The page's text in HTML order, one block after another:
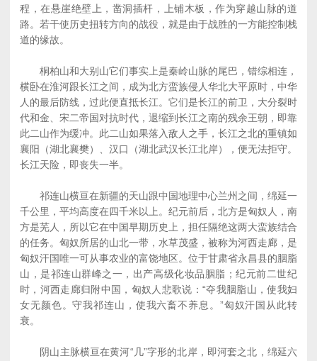
程，在悬崖绝壁上，凿洞插杆，上铺木板，作为穿越山脉的道
路。若干使历史扭转方向的战役，就是由于战胜的一方能控制栈
道的缘故。
桐柏山和大别山它们事实上是秦岭山脉的尾巴，错综相连，
横卧在淮河跟长江之间，成为北方蛮族侵人华北大平原时，中华
人的最后防线，过此便直抵长江。它们是长江的前卫，大分裂时
代和金、宋二帝国对抗时代，退缩到长江之南的残余王朝，即靠
此二山作为缓冲。此二山如果落入敌人之手，长江之北的重镇如
襄阳（湖北襄樊）、汉口（湖北武汉长江北岸），便无法拒守。
长江天险，即丧失一半。
祁连山横亘在新疆的天山跟中国地理中心兰州之间，绵延一
千公里，平均高度在四千米以上。纪元前后，北方是匈奴人，南
方是芜人，所以它在中国早期历史上，担任隔绝这两大蛮族结合
的任务。匈奴所居的山北一带，水草茂盛，被称为河西走廊，是
匈奴汗国唯一可从事农业的富饶地区。位于甘肃省永昌县的胭脂
山，是祁连山群峰之一，出产高级化妆品胭脂；纪元前二世纪
时，河西走廊归附中国，匈奴人悲歌说：“夺我胭脂山，使我妇
女无颜色。守我祁连山，使我六畜不养息。”匈奴汗国从此转
衰。
阴山主脉横亘在黄河“几”字形的北岸，即河套之北，绵延六